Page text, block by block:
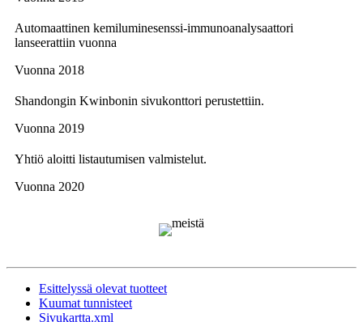
Automaattinen kemiluminesenssi-immunoanalysaattori
lanseerattiin vuonna
Vuonna 2018
Shandongin Kwinbonin sivukonttori perustettiin.
Vuonna 2019
Yhtiö aloitti listautumisen valmistelut.
Vuonna 2020
Esittelyssä olevat tuotteet
Kuumat tunnisteet
Sivukartta.xml